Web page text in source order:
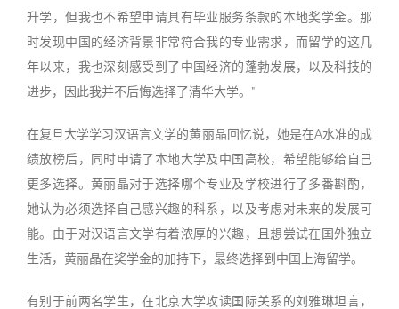
升学，但我也不希望申请具有毕业服务条款的本地奖学金。那
时发现中国的经济背景非常符合我的专业需求，而留学的这几
年以来，我也深刻感受到了中国经济的蓬勃发展，以及科技的
进步，因此我并不后悔选择了清华大学。”
在复旦大学学习汉语言文学的黄丽晶回忆说，她是在A水准的成
绩放榜后，同时申请了本地大学及中国高校，希望能够给自己
更多选择。黄丽晶对于选择哪个专业及学校进行了多番斟酌，
她认为必须选择自己感兴趣的科系，以及考虑对未来的发展可
能。由于对汉语言文学有着浓厚的兴趣，且想尝试在国外独立
生活，黄丽晶在奖学金的加持下，最终选择到中国上海留学。
有别于前两名学生，在北京大学攻读国际关系的刘雅琳坦言，